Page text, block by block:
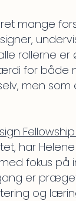
mange
rollerne
for både
men
har
fokus på
er
og